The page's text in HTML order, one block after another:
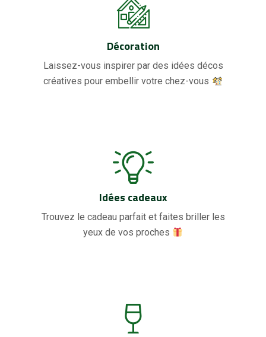
Décoration
Laissez-vous inspirer par des idées décos
créatives pour embellir votre chez-vous
Idées cadeaux
Trouvez le cadeau parfait et faites briller les
yeux de vos proches